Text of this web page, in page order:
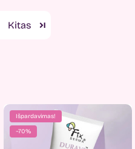
Išpardavimas!
−70%